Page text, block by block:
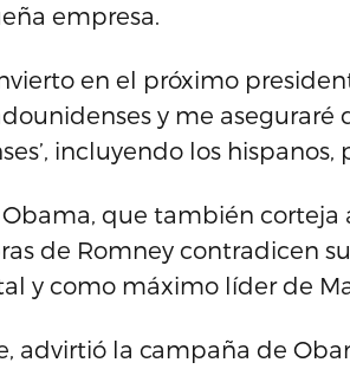
empresa.
en el próximo
y me aseguraré
incluyendo los hispanos,
que también
de Romney contradicen
y como máximo líder de
advirtió la campaña de